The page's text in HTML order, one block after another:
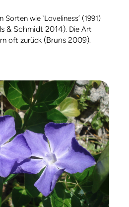
wie `Loveliness´ (1991)
& Schmidt 2014). Die Art
oft zurück (Bruns 2009).